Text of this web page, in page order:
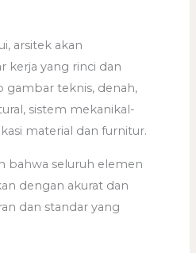
arsitek akan
kerja yang rinci dan
gambar teknis, denah,
sistem mekanikal-
material dan furnitur.
bahwa seluruh elemen
dengan akurat dan
dan standar yang